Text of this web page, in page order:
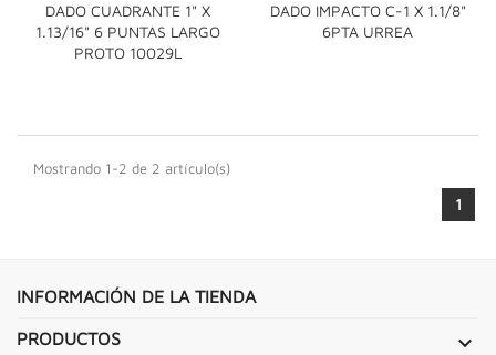
DADO CUADRANTE 1" X
1.13/16" 6 PUNTAS LARGO
PROTO 10029L
DADO IMPACTO C-1 X 1.1/8"
6PTA URREA
Mostrando 1-2 de 2 artículo(s)
1
INFORMACIÓN DE LA TIENDA
PRODUCTOS 